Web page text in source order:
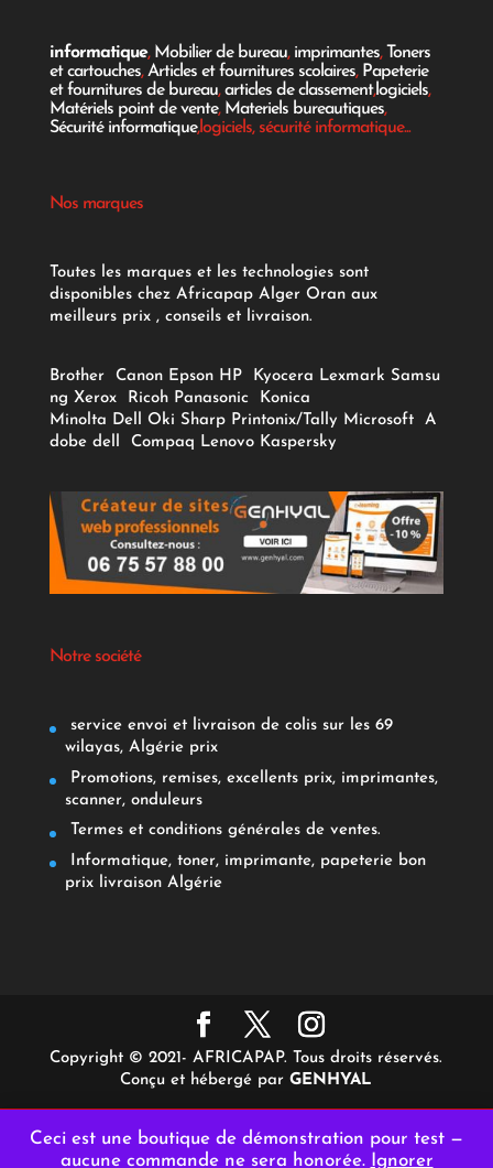
Ceci est une boutique de démonstration pour test —
aucune commande ne sera honorée. Ignorer
informatique, Mobilier de bureau, imprimantes, Toners
et cartouches,Articles et fournitures scolaires, Papeterie
et fournitures de bureau,articles de classement,logiciels,
Matériels point de vente, Materiels bureautiques,
Sécurité informatique,logiciels, sécurité informatique...
Nos marques
Toutes les marques et les technologies sont
disponibles chez Africapap Alger Oran aux
meilleurs prix , conseils et livraison.
Brother Canon Epson HP Kyocera Lexmark Samsu
ng Xerox Ricoh Panasonic
Konica
Minolta Dell Oki Sharp Printonix/Tally Microsoft
A
dobe dell Compaq Lenovo Kaspersky
Notre société
service envoi et livraison de colis sur les 69
wilayas, Algérie prix
Promotions, remises, excellents prix, imprimantes,
scanner, onduleurs
Termes et conditions générales de ventes.
Informatique, toner, imprimante, papeterie bon
prix livraison Algérie
Copyright © 2021- AFRICAPAP. Tous droits réservés.
Conçu et hébergé parGENHYAL